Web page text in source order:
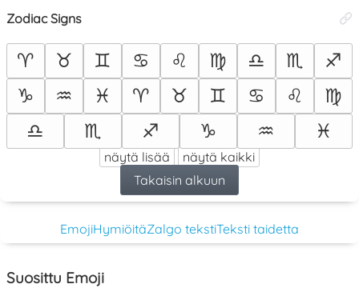
Zodiac Signs
♈ ♉ ♊ ♋ ♌ ♍ ♎ ♏
♐
♑
♒ ♓ ♈︎ ♉︎ ♊︎ ♋︎ ♌︎
♍︎
♎︎
♏︎ ♐︎ ♑︎ ♒︎ ♓︎
näytä lisää
näytä kaikki
Takaisin alkuun
EmojiHymiöitäZalgo tekstiTeksti taidetta
Suosittu Emoji